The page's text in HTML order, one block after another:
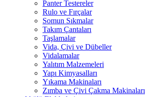
Panter Testereler
Rulo ve Fırçalar
Somun Sıkmalar
Takım Çantaları
Taşlamalar
Vida, Çivi ve Dübeller
Vidalamalar
Yalıtım Malzemeleri
Yapı Kimyasalları
Yıkama Makinaları
Zımba ve Çivi Çakma Makinaları